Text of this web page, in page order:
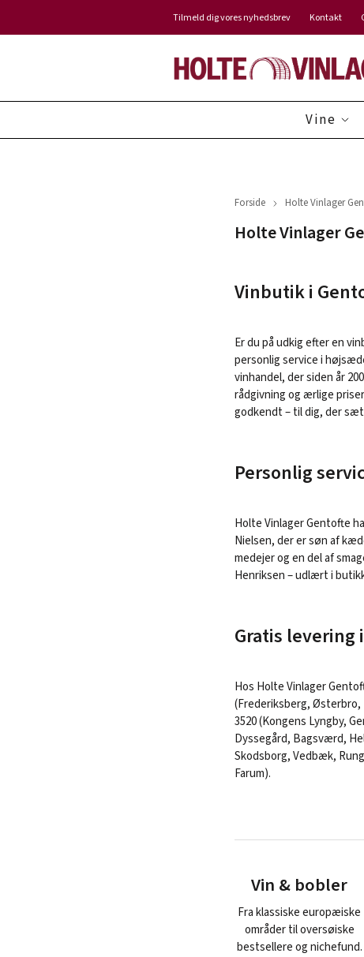
Tilmeld dig vores nyhedsbrev Kontakt
Vine
Forside Holte Vinlager
Holte Vinlager
Vinbutik i
Er du på udkig efter en
personlig service i
vinhandel, der siden år
rådgivning og ærlige
godkendt – til dig, der
Personlig
Holte Vinlager Gentofte
Nielsen, der er søn af
medejer og en del af
Henriksen – udlært i
Gratis
Hos Holte Vinlager
(Frederiksberg, Østerbro,
3520 (Kongens Lyngby,
Dyssegård, Bagsværd,
Skodsborg, Vedbæk,
Farum).
Vin & bobler
Fra klassiske europæiske
områder til oversøiske
bestsellere og nichefund.